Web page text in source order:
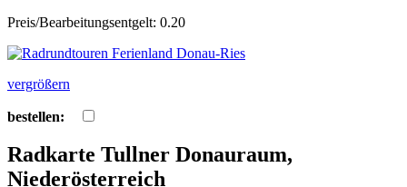
Preis/Bearbeitungsentgelt: 0.20
vergrößern
bestellen:
Radkarte Tullner Donauraum,
Niederösterreich